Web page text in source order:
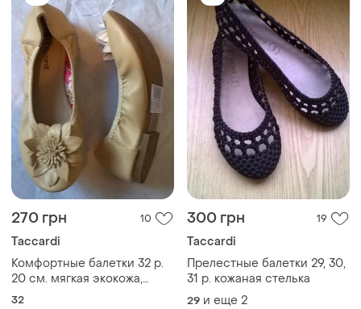
270 грн 10
Taccardi
Комфортные балетки 32 р.
20 см. мягкая экокожа,
t.taccardi
32
300 грн 19
Taccardi
Прелестные балетки 29, 30,
31 р. кожаная стелька
29 и еще 2